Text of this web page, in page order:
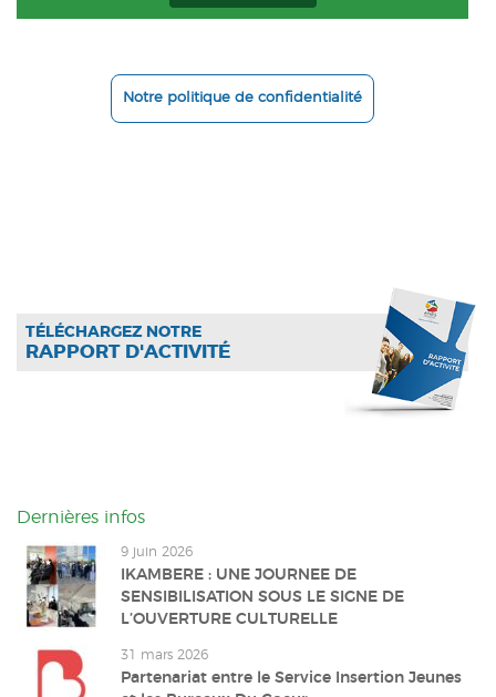
Notre politique de confidentialité
TÉLÉCHARGEZ NOTRE
RAPPORT D'ACTIVITÉ
Dernières infos
9 juin 2026
IKAMBERE : UNE JOURNEE DE
SENSIBILISATION SOUS LE SIGNE DE
L’OUVERTURE CULTURELLE
31 mars 2026
Partenariat entre le Service Insertion Jeunes